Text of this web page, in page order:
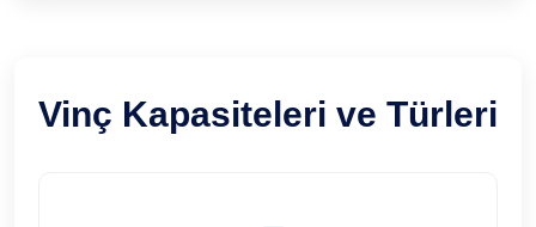
Vinç Kapasiteleri ve Türleri